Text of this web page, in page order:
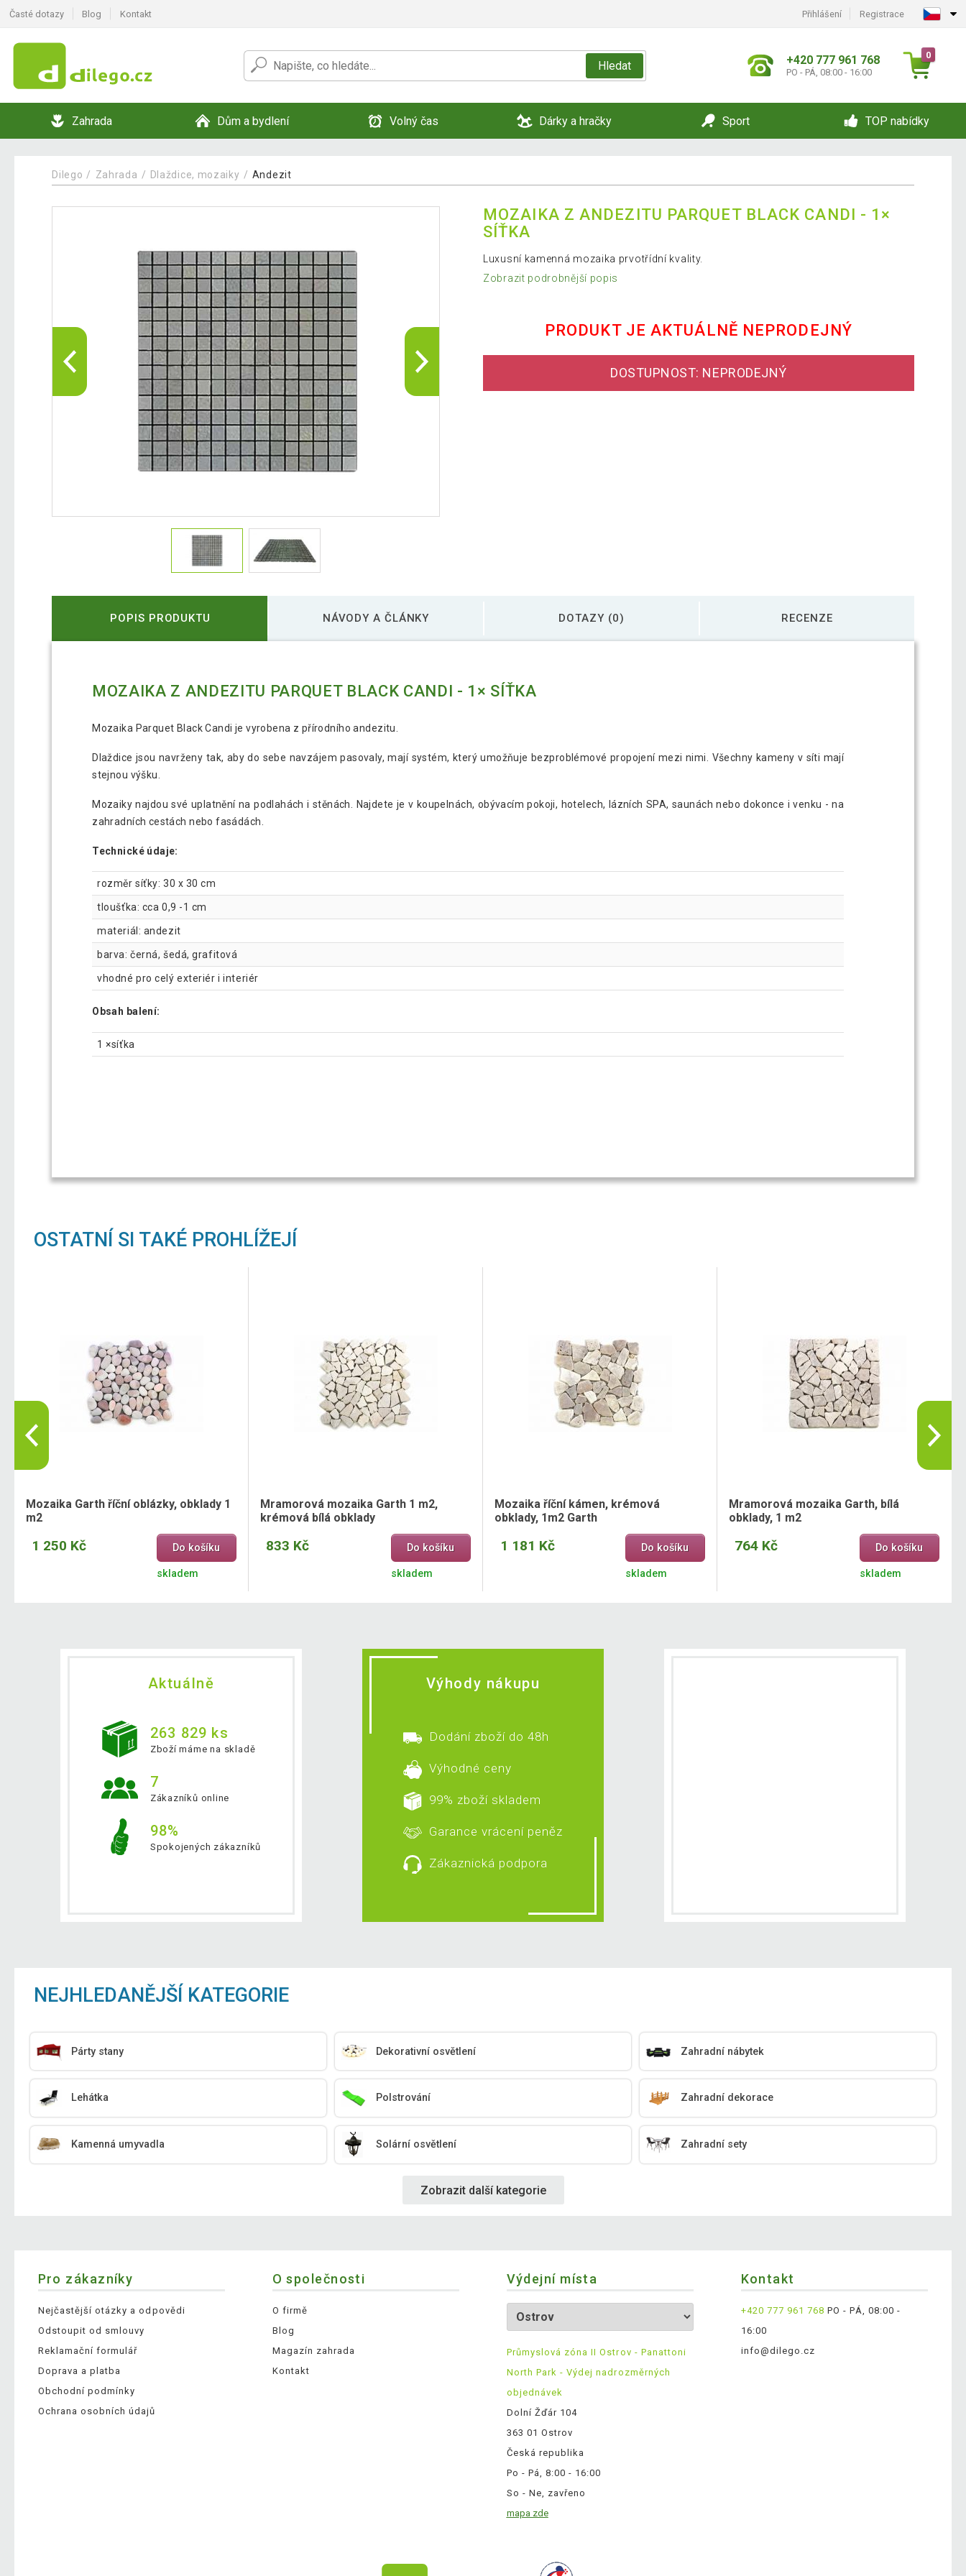
Časté dotazy Blog Kontakt Přihlášení Registrace
Hledat +420 777 961 768
PO - PÁ, 08:00 - 16:00
0
Zahrada Dům a bydlení Volný čas Dárky a hračky Sport TOP nabídky
Dilego Zahrada Dlaždice, mozaiky Andezit
MOZAIKA Z ANDEZITU PARQUET BLACK CANDI - 1×
SÍŤKA
Luxusní kamenná mozaika prvotřídní kvality.
Zobrazit podrobnější popis
PRODUKT JE AKTUÁLNĚ NEPRODEJNÝ
DOSTUPNOST: NEPRODEJNÝ
POPIS PRODUKTU NÁVODY A ČLÁNKY DOTAZY (0) RECENZE
MOZAIKA Z ANDEZITU PARQUET BLACK CANDI - 1× SÍŤKA
Mozaika Parquet Black Candi je vyrobena z přírodního andezitu.
Dlaždice jsou navrženy tak, aby do sebe navzájem pasovaly, mají systém, který umožňuje bezproblémové propojení mezi nimi. Všechny kameny v síti mají
stejnou výšku.
Mozaiky najdou své uplatnění na podlahách i stěnách. Najdete je v koupelnách, obývacím pokoji, hotelech, lázních SPA, saunách nebo dokonce i venku - na
zahradních cestách nebo fasádách.
Technické údaje:
rozměr síťky: 30 x 30 cm
tloušťka: cca 0,9 -1 cm
materiál: andezit
barva: černá, šedá, grafitová
vhodné pro celý exteriér i interiér
Obsah balení:
1 ×síťka
OSTATNÍ SI TAKÉ PROHLÍŽEJÍ
Mozaika Garth říční oblázky, obklady 1
m2
1 250 Kč Do košíku
skladem
Mramorová mozaika Garth 1 m2,
krémová bílá obklady
833 Kč Do košíku
skladem
Mozaika říční kámen, krémová
obklady, 1m2 Garth
1 181 Kč Do košíku
skladem
Mramorová mozaika Garth, bílá
obklady, 1 m2
764 Kč Do košíku
skladem
Aktuálně
263 829 ks
Zboží máme na skladě
7
Zákazníků online
98%
Spokojených zákazníků
Výhody nákupu
Dodání zboží do 48h
Výhodné ceny
99% zboží skladem
Garance vrácení peněz
Zákaznická podpora
NEJHLEDANĚJŠÍ KATEGORIE
Párty stany Dekorativní osvětlení Zahradní nábytek
Lehátka Polstrování Zahradní dekorace
Kamenná umyvadla Solární osvětlení Zahradní sety
Zobrazit další kategorie
Pro zákazníky
Nejčastější otázky a odpovědi
Odstoupit od smlouvy
Reklamační formulář
Doprava a platba
Obchodní podmínky
Ochrana osobních údajů
O společnosti
O firmě
Blog
Magazín zahrada
Kontakt
Výdejní místa
Průmyslová zóna II Ostrov - Panattoni
North Park - Výdej nadrozměrných
objednávek
Dolní Žďár 104
363 01 Ostrov
Česká republika
Po - Pá, 8:00 - 16:00
So - Ne, zavřeno
mapa zde
Kontakt
+420 777 961 768 PO - PÁ, 08:00 -
16:00
info@dilego.cz